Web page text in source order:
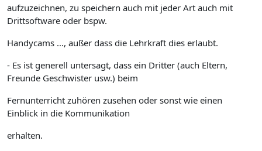
aufzuzeichnen, zu speichern auch mit jeder Art auch mit
Drittsoftware oder bspw.
Handycams …, außer dass die Lehrkraft dies erlaubt.
- Es ist generell untersagt, dass ein Dritter (auch Eltern,
Freunde Geschwister usw.) beim
Fernunterricht zuhören zusehen oder sonst wie einen
Einblick in die Kommunikation
erhalten.